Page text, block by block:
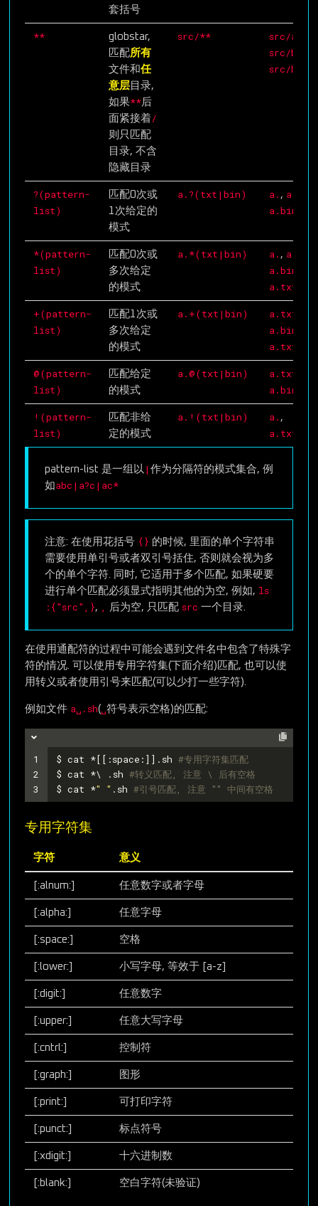
套括号
**
globstar,
匹配所有
文件和任
意层目录,
如果**后
面紧接着/
则只匹配
目录, 不含
隐藏目录
src/** src/a.js
src/b/
src/b/
?(pattern-
list)
匹配0次或
1次给定的
模式
a.?(txt|bin) a. , a.txt
a.bin
*(pattern-
list)
匹配0次或
多次给定
的模式
a.*(txt|bin) a. , a.txt
a.bin
a.txtbin
+(pattern-
list)
匹配1次或
多次给定
的模式
a.+(txt|bin) a.txt
a.bin
a.txtbin
@(pattern-
list)
匹配给定
的模式
a.@(txt|bin) a.txt
a.bin
!(pattern-
list)
匹配非给
定的模式
a.!(txt|bin) a. ,
a.txtbin
pattern-list 是一组以 |作为分隔符的模式集合, 例
如abc|a?c|ac*
注意: 在使用花括号 {} 的时候, 里面的单个字符串
需要使用单引号或者双引号括住, 否则就会视为多
个的单个字符. 同时, 它适用于多个匹配, 如果硬要
进行单个匹配必须显式指明其他的为空, 例如, ls
:{"src",}, , 后为空, 只匹配 src 一个目录.
在使用通配符的过程中可能会遇到文件名中包含了特殊字
符的情况. 可以使用专用字符集(下面介绍)匹配, 也可以使
用转义或者使用引号来匹配(可以少打一些字符).
例如文件 a␣.sh(␣符号表示空格)的匹配:
1
2
3
$ cat *[[:space:]].sh #专用字符集匹配
$ cat *\ .sh #转义匹配, 注意 \ 后有空格
$ cat *" " .sh #引号匹配, 注意 "" 中间有空格
专用字符集
字符 意义
[:alnum:] 任意数字或者字母
[:alpha:] 任意字母
[:space:] 空格
[:lower:] 小写字母, 等效于 [a-z]
[:digit:] 任意数字
[:upper:] 任意大写字母
[:cntrl:] 控制符
[:graph:] 图形
[:print:] 可打印字符
[:punct:] 标点符号
[:xdigit:] 十六进制数
[:blank:] 空白字符(未验证)